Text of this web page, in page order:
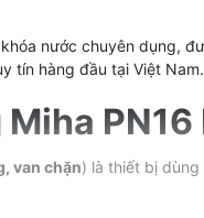
nước chuyên dụng,
tín hàng đầu tại Việt Nam.
PN16
van chặn) là thiết bị dùng